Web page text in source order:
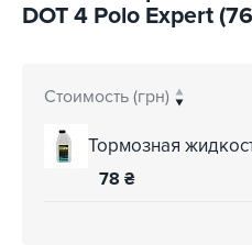
DOT 4 Polo Expert
Стоимость (грн)
Тормозная
78 ₴